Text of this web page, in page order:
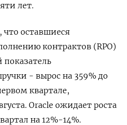
лет.
оставшиеся
контрактов (RPO)
- вырос на 359% до
квартале,
Oracle ожидает роста
на 12%-14%.